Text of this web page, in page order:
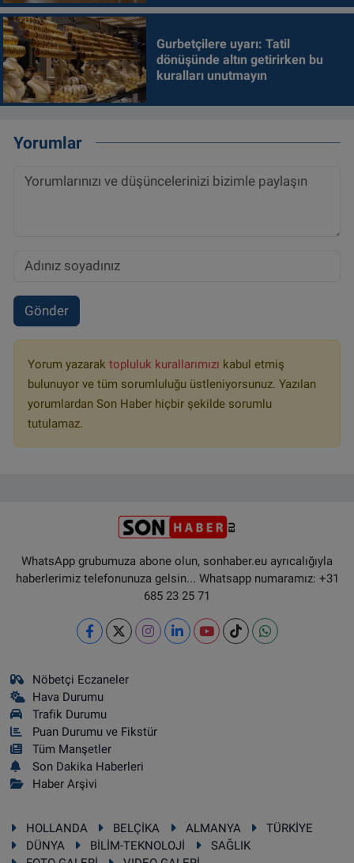
Gurbetçilere uyarı: Tatil
dönüşünde altın getirirken bu
kuralları unutmayın
Yorumlar
Gönder
Yorum yazarak topluluk kurallarımızı kabul etmiş
bulunuyor ve tüm sorumluluğu üstleniyorsunuz. Yazılan
yorumlardan Son Haber hiçbir şekilde sorumlu
tutulamaz.
WhatsApp grubumuza abone olun, sonhaber.eu ayrıcalığıyla
haberlerimiz telefonunuza gelsin... Whatsapp numaramız: +31
685 23 25 71
Nöbetçi Eczaneler
Hava Durumu
Trafik Durumu
Puan Durumu ve Fikstür
Tüm Manşetler
Son Dakika Haberleri
Haber Arşivi
HOLLANDA BELÇİKA ALMANYA
TÜRKİYE
DÜNYA
BİLİM-TEKNOLOJİ
SAĞLIK